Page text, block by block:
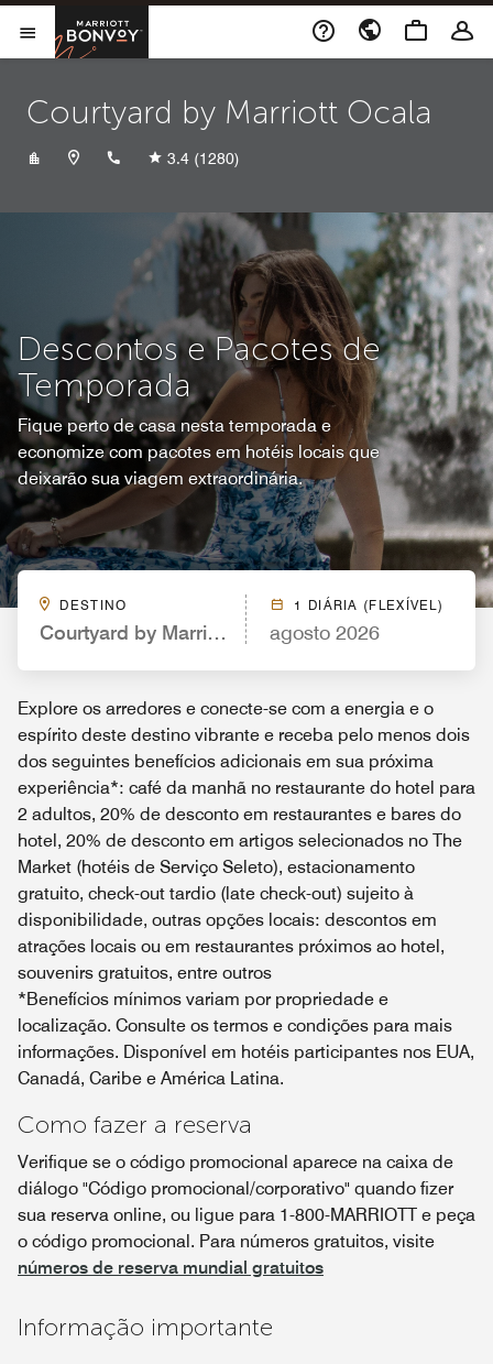
Skip to Content
Abrir menu
Marriott Bonvoy
Courtyard by Marriott Ocala
+13522378000
3.4 (1280)
Descontos e Pacotes de
Temporada
Fique perto de casa nesta temporada e
economize com pacotes em hotéis locais que
deixarão sua viagem extraordinária.
DESTINO
Courtyard by Marriott Ocala
1 DIÁRIA (FLEXÍVEL)
agosto 2026
Explore os arredores e conecte-se com a energia e o
espírito deste destino vibrante e receba pelo menos dois
dos seguintes benefícios adicionais em sua próxima
experiência*: café da manhã no restaurante do hotel para
2 adultos, 20% de desconto em restaurantes e bares do
hotel, 20% de desconto em artigos selecionados no The
Market (hotéis de Serviço Seleto), estacionamento
gratuito, check-out tardio (late check-out) sujeito à
disponibilidade, outras opções locais: descontos em
atrações locais ou em restaurantes próximos ao hotel,
souvenirs gratuitos, entre outros
*Benefícios mínimos variam por propriedade e
localização. Consulte os termos e condições para mais
informações. Disponível em hotéis participantes nos EUA,
Canadá, Caribe e América Latina.
Como fazer a reserva
Verifique se o código promocional aparece na caixa de
diálogo "Código promocional/corporativo" quando fizer
sua reserva online, ou ligue para 1-800-MARRIOTT e peça
o código promocional. Para números gratuitos, visite
números de reserva mundial gratuitos
Informação importante